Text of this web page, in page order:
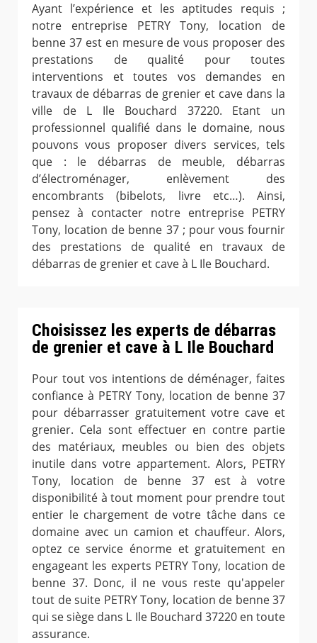
Ayant l’expérience et les aptitudes requis ;
notre entreprise PETRY Tony, location de
benne 37 est en mesure de vous proposer des
prestations de qualité pour toutes
interventions et toutes vos demandes en
travaux de débarras de grenier et cave dans la
ville de L Ile Bouchard 37220. Etant un
professionnel qualifié dans le domaine, nous
pouvons vous proposer divers services, tels
que : le débarras de meuble, débarras
d’électroménager, enlèvement des
encombrants (bibelots, livre etc…). Ainsi,
pensez à contacter notre entreprise PETRY
Tony, location de benne 37 ; pour vous fournir
des prestations de qualité en travaux de
débarras de grenier et cave à L Ile Bouchard.
Choisissez les experts de débarras
de grenier et cave à L Ile Bouchard
Pour tout vos intentions de déménager, faites
confiance à PETRY Tony, location de benne 37
pour débarrasser gratuitement votre cave et
grenier. Cela sont effectuer en contre partie
des matériaux, meubles ou bien des objets
inutile dans votre appartement. Alors, PETRY
Tony, location de benne 37 est à votre
disponibilité à tout moment pour prendre tout
entier le chargement de votre tâche dans ce
domaine avec un camion et chauffeur. Alors,
optez ce service énorme et gratuitement en
engageant les experts PETRY Tony, location de
benne 37. Donc, il ne vous reste qu'appeler
tout de suite PETRY Tony, location de benne 37
qui se siège dans L Ile Bouchard 37220 en toute
assurance.